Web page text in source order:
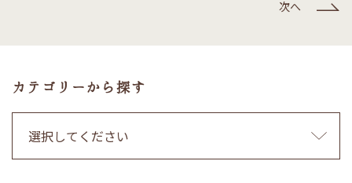
次へ
カテゴリーから探す